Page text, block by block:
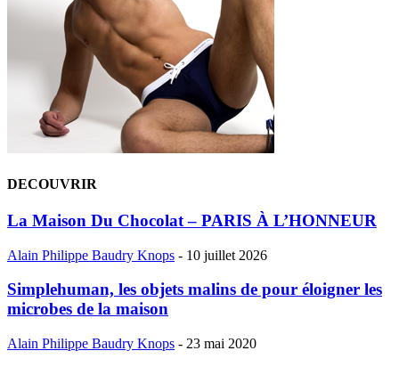
DECOUVRIR
La Maison Du Chocolat – PARIS À L’HONNEUR
Alain Philippe Baudry Knops - 10 juillet 2026
Simplehuman, les objets malins de pour éloigner les
microbes de la maison
Alain Philippe Baudry Knops - 23 mai 2020